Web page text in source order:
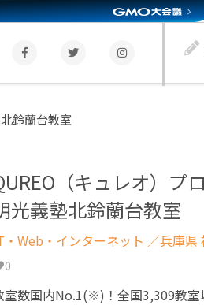
鈴蘭台教室
（キュレオ）プ
光義塾北鈴蘭台教室
・Web・インターネット ／兵庫県
0
室数国内No.1(※)！全国3,309教室